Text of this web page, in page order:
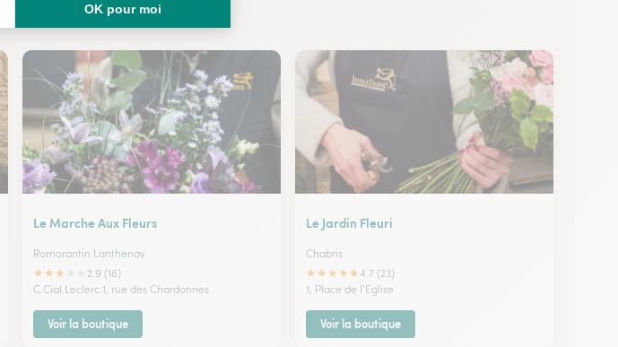
à Courmemin
Le Marche Aux Fleurs
Romorantin Lanthenay
★★★
2.9 (16)
C.Cial Leclerc 1, rue des Chardonnes
Voir la boutique
Le Jardin Fleuri
Chabris
★★★★★4.7 (23)
1, Place de l'Eglise
Voir la boutique